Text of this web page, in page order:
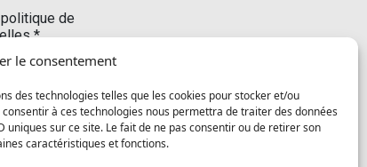
le consentement
des technologies telles que les cookies pour stocker et/ou
à ces technologies nous permettra de traiter des données
sur ce site. Le fait de ne pas consentir ou de retirer son
caractéristiques et fonctions.
de
*
notre
politique de